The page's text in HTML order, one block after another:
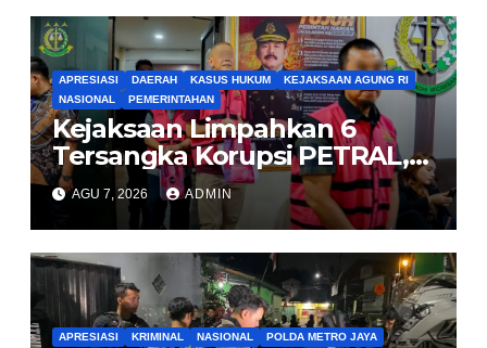
APRESIASI DAERAH KASUS HUKUM
KEJAKSAAN AGUNG RI
NASIONAL
PEMERINTAHAN
Kejaksaan Limpahkan 6
Tersangka Korupsi PETRAL,
PES dan ISC ke PN Tipikor
Jakarta Pusat
AGU 7, 2026 ADMIN
APRESIASI KRIMINAL NASIONAL POLDA METRO JAYA